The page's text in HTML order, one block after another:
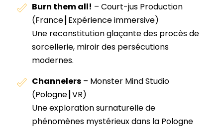
Burn them all! – Court-jus Production
(France┃Expérience immersive)
Une reconstitution glaçante des procès de
sorcellerie, miroir des persécutions
modernes.
Channelers – Monster Mind Studio
(Pologne┃VR)
Une exploration surnaturelle de
phénomènes mystérieux dans la Pologne